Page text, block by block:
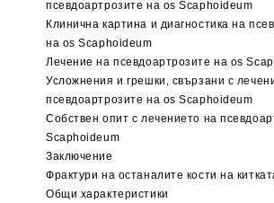
псевдоартрозите на os Scaphoideum
Клинична картина и диагностика на
на os Scaphoideum
Лечение на псевдоартрозите на os
Усложнения и грешки, свързани с
псевдоартрозите на os Scaphoideum
Собствен опит с лечението на
Scaphoideum
Заключение
Фрактури на останалите кости на
Общи характеристики